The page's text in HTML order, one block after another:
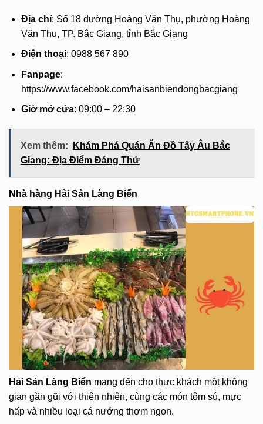
Địa chỉ: Số 18 đường Hoàng Văn Thụ, phường Hoàng
Văn Thụ, TP. Bắc Giang, tỉnh Bắc Giang
Điện thoại: 0988 567 890
Fanpage:
https://www.facebook.com/haisanbiendongbacgiang
Giờ mở cửa: 09:00 – 22:30
Xem thêm:
Khám Phá Quán Ăn Đồ Tây Âu Bắc
Giang: Địa Điểm Đáng Thử
Nhà hàng Hải Sản Làng Biển
Hải Sản Làng Biển mang đến cho thực khách một không
gian gần gũi với thiên nhiên, cùng các món tôm sú, mực
hấp và nhiều loại cá nướng thơm ngon.